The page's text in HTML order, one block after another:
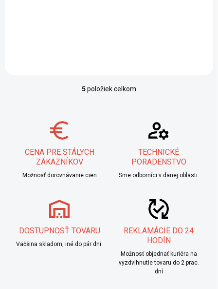
Ovládacie prvky výpisu
5položiek celkom
CENA PRE STÁLYCH
ZÁKAZNÍKOV
Možnosť dorovnávanie cien
TECHNICKÉ
PORADENSTVO
Sme odborníci v danej oblasti.
DOSTUPNOSŤ TOVARU
Väčšina skladom, iné do pár dni.
REKLAMÁCIE DO 24
HODÍN
Možnosť objednať kuriéra na
vyzdvihnutie tovaru do 2 prac.
dní